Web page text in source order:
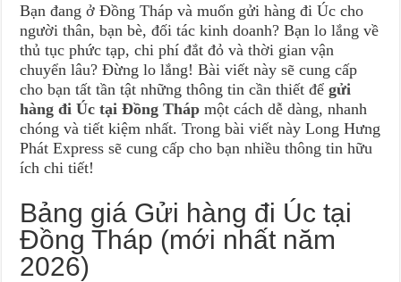
Bạn đang ở Đồng Tháp và muốn gửi hàng đi Úc cho
người thân, bạn bè, đối tác kinh doanh? Bạn lo lắng về
thủ tục phức tạp, chi phí đắt đỏ và thời gian vận
chuyển lâu? Đừng lo lắng! Bài viết này sẽ cung cấp
cho bạn tất tần tật những thông tin cần thiết để gửi
hàng đi Úc tại Đồng Tháp một cách dễ dàng, nhanh
chóng và tiết kiệm nhất. Trong bài viết này Long Hưng
Phát Express sẽ cung cấp cho bạn nhiều thông tin hữu
ích chi tiết!
Bảng giá Gửi hàng đi Úc tại
Đồng Tháp (mới nhất năm
2026)